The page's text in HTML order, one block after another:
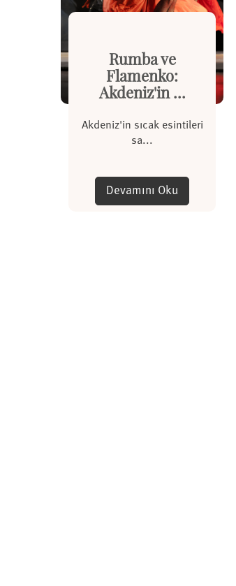
Rumba ve
Flamenko:
Akdeniz'in ...
Akdeniz'in sıcak esintileri
sa...
Devamını Oku